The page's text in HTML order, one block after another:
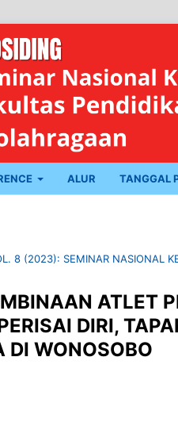
ALUR TANGGAL
8 (2023): SEMINAR NASIONAL
ATLET
DIRI,
DI WONOSOBO